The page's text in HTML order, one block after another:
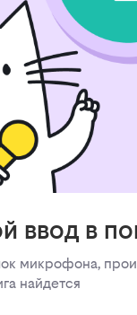
ввод в
микрофона,
найдется